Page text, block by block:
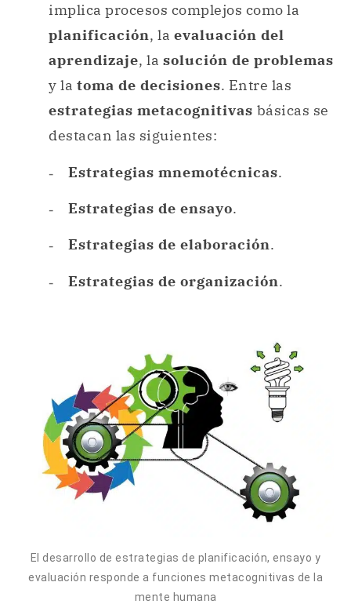
implica procesos complejos como la
planificación, la evaluación del
aprendizaje, la solución de problemas
y la toma de decisiones. Entre las
estrategias metacognitivas básicas se
destacan las siguientes:
Estrategias mnemotécnicas.
Estrategias de ensayo.
Estrategias de elaboración.
Estrategias de organización.
El desarrollo de estrategias de planificación, ensayo y
evaluación responde a funciones metacognitivas de la
mente humana